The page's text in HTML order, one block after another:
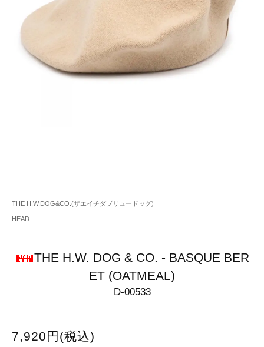
THE H.W.DOG&CO.(ザエイチダブリュードッグ)
HEAD
THE H.W. DOG & CO. - BASQUE BER
ET (OATMEAL)
D-00533
7,920円(税込)